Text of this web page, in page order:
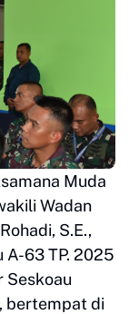
Muda
Wadan
S.E.,
A-63 TP. 2025
Seskoau
bertempat di